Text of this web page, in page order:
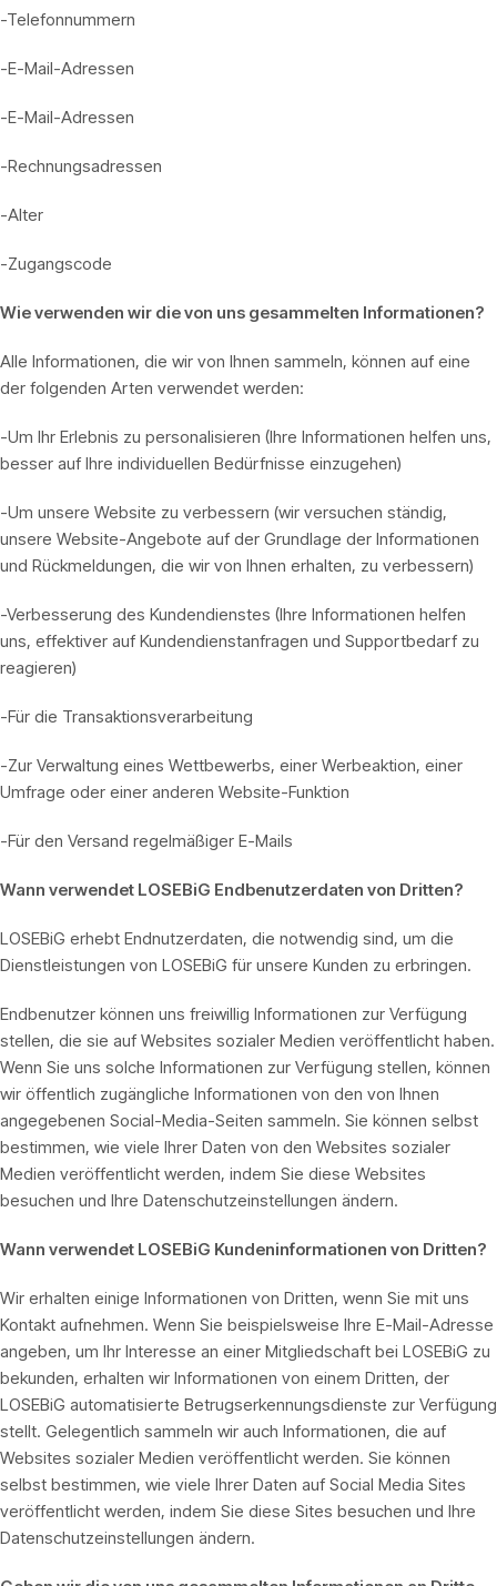
-Telefonnummern
-E-Mail-Adressen
-E-Mail-Adressen
-Rechnungsadressen
-Alter
-Zugangscode
Wie verwenden wir die von uns gesammelten Informationen?
Alle Informationen, die wir von Ihnen sammeln, können auf eine
der folgenden Arten verwendet werden:
-Um Ihr Erlebnis zu personalisieren (Ihre Informationen helfen uns,
besser auf Ihre individuellen Bedürfnisse einzugehen)
-Um unsere Website zu verbessern (wir versuchen ständig,
unsere Website-Angebote auf der Grundlage der Informationen
und Rückmeldungen, die wir von Ihnen erhalten, zu verbessern)
-Verbesserung des Kundendienstes (Ihre Informationen helfen
uns, effektiver auf Kundendienstanfragen und Supportbedarf zu
reagieren)
-Für die Transaktionsverarbeitung
-Zur Verwaltung eines Wettbewerbs, einer Werbeaktion, einer
Umfrage oder einer anderen Website-Funktion
-Für den Versand regelmäßiger E-Mails
Wann verwendet LOSEBiG Endbenutzerdaten von Dritten?
LOSEBiG erhebt Endnutzerdaten, die notwendig sind, um die
Dienstleistungen von LOSEBiG für unsere Kunden zu erbringen.
Endbenutzer können uns freiwillig Informationen zur Verfügung
stellen, die sie auf Websites sozialer Medien veröffentlicht haben.
Wenn Sie uns solche Informationen zur Verfügung stellen, können
wir öffentlich zugängliche Informationen von den von Ihnen
angegebenen Social-Media-Seiten sammeln. Sie können selbst
bestimmen, wie viele Ihrer Daten von den Websites sozialer
Medien veröffentlicht werden, indem Sie diese Websites
besuchen und Ihre Datenschutzeinstellungen ändern.
Wann verwendet LOSEBiG Kundeninformationen von Dritten?
Wir erhalten einige Informationen von Dritten, wenn Sie mit uns
Kontakt aufnehmen. Wenn Sie beispielsweise Ihre E-Mail-Adresse
angeben, um Ihr Interesse an einer Mitgliedschaft bei LOSEBiG zu
bekunden, erhalten wir Informationen von einem Dritten, der
LOSEBiG automatisierte Betrugserkennungsdienste zur Verfügung
stellt. Gelegentlich sammeln wir auch Informationen, die auf
Websites sozialer Medien veröffentlicht werden. Sie können
selbst bestimmen, wie viele Ihrer Daten auf Social Media Sites
veröffentlicht werden, indem Sie diese Sites besuchen und Ihre
Datenschutzeinstellungen ändern.